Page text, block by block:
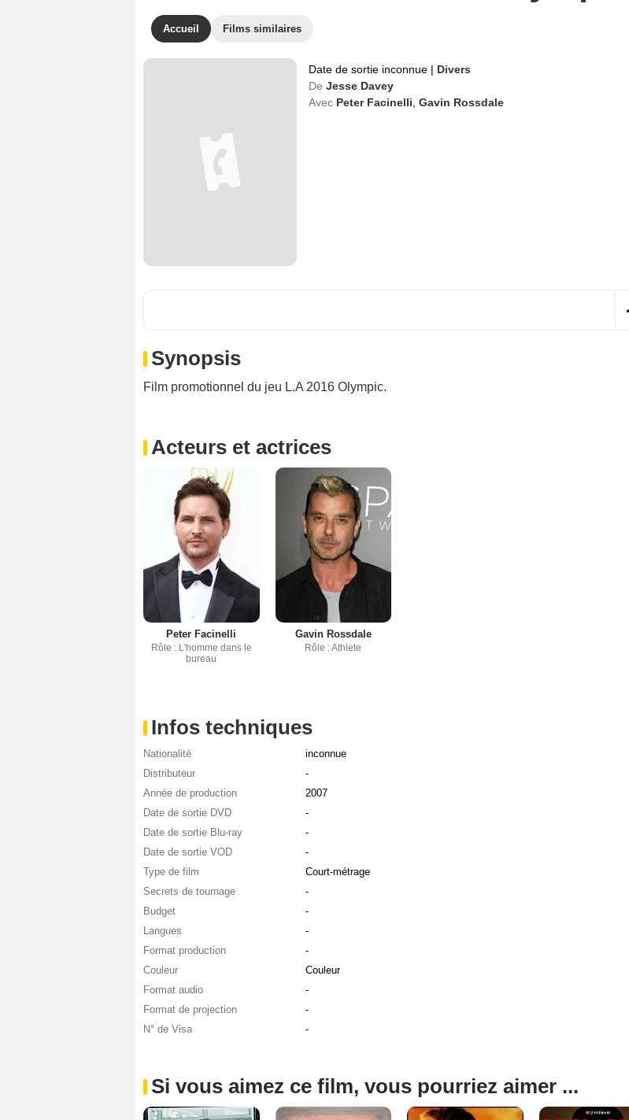
Accueil Films similaires
Date de sortie inconnue | Divers
De Jesse Davey
Avec Peter Facinelli Gavin Rossdale
Synopsis
Film promotionnel du jeu L.A 2016 Olympic.
Acteurs et actrices
Peter Facinelli
Rôle : L'homme dans le
bureau
Gavin Rossdale
Rôle : Athlete
Infos techniques
Nationalité
inconnue
Distributeur
-
Année de production
2007
Date de sortie DVD
-
Date de sortie Blu-ray
-
Date de sortie VOD
-
Type de film
Court-métrage
Secrets de tournage
-
Budget
-
Langues
-
Format production
-
Couleur
Couleur
Format audio
-
Format de projection
-
N° de Visa
-
Si vous aimez ce film, vous pourriez aimer ...